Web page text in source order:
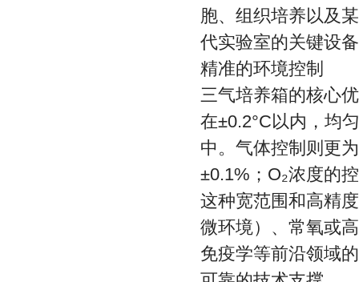
胞、组织培养以及
代实验室的关键设
精准的环境控制
三气培养箱的核心
在±0.2°C以内，均
中。气体控制则更
±0.1%；O₂浓度的
这种宽范围和高精
微环境）、常氧或
免疫学等前沿领域